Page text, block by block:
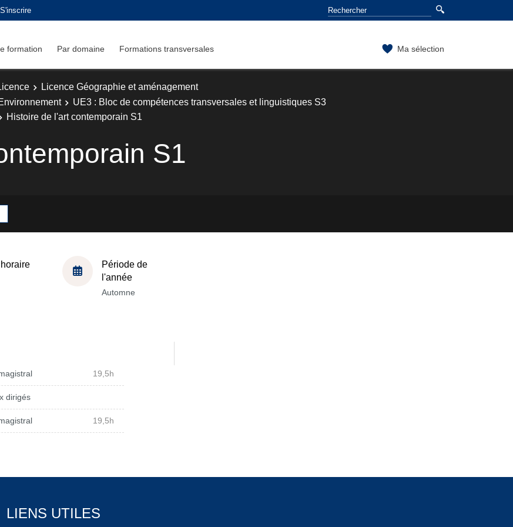
S'inscrire
formation Par domaine Formations transversales Ma sélection
Licence Géographie et aménagement
UE3 : Bloc de compétences transversales et linguistiques S3
Histoire de l'art contemporain S1
S1
Période de
l'année
Automne
19,5h
dirigés
19,5h
LIENS UTILES